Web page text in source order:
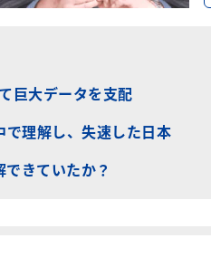
巨大データを支配
理解し、失速した日本
きていたか？